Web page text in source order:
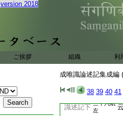
version 2018
ご挨拶 組織 利
成唯識論述記集成編
38 39 40 41
至差別識者。謂説
身。身有二分識差
故。令餘續等返上
二識也。謂餘相續
之餘即佛也。相續
一名差別識。此無
令餘有情解常無常
識述記下 三十六紙
左